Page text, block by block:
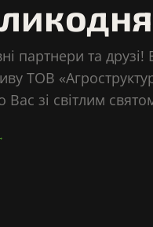
та друзі! Від усього
ТОВ
Вас зі світлим